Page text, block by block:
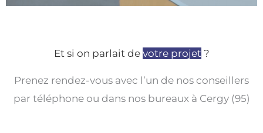
Et si on parlait de votre projet ?
Prenez rendez-vous avec l’un de nos conseillers
par téléphone ou dans nos bureaux à Cergy (95)